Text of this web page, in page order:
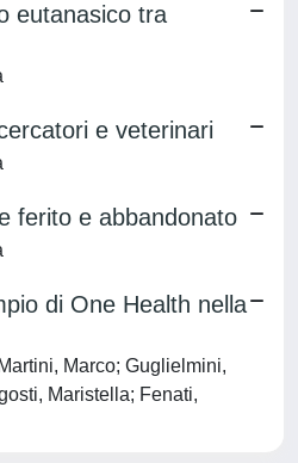
eutanasico tra
e veterinari
ferito e abbandonato
di One Health nella
Marco; Guglielmini,
Maristella; Fenati,